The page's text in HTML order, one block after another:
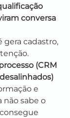
conversa
gera cadastro,
(CRM
e
não sabe o